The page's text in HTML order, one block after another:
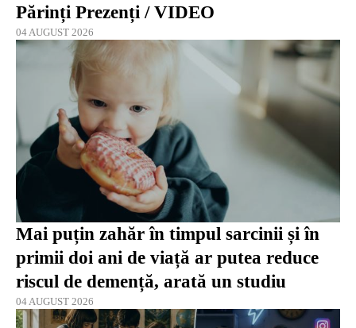
Părinți Prezenți / VIDEO
04 AUGUST 2026
Mai puțin zahăr în timpul sarcinii și în
primii doi ani de viață ar putea reduce
riscul de demență, arată un studiu
04 AUGUST 2026